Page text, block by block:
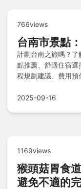
766views
台南市景點
計劃台南之旅嗎？
點推薦、舒適住宿
程規劃建議、費用預
2025-09-16
1169views
猴頭菇胃食
避免不適的